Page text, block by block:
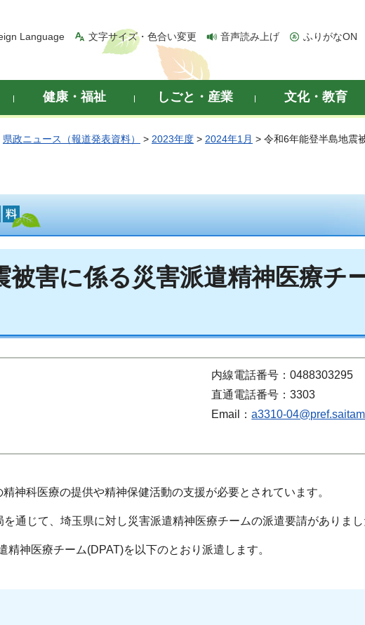
Language 文字サイズ・色合い変更 音声読み上げ ふりがなON
健康・福祉 しごと・産業 文化・教育
県政ニュース（報道発表資料） > 2023年度 > 2024年1月 > 令和6年能登半島地震
被害に係る災害派遣精神医療チ
内線電話番号：0488303295
直通電話番号：3303
Email：a3310-
神科医療の提供や精神保健活動の支援が必要とされています。
通じて、埼玉県に対し災害派遣精神医療チームの派遣要請がありまし
神医療チーム(DPAT)を以下のとおり派遣します。